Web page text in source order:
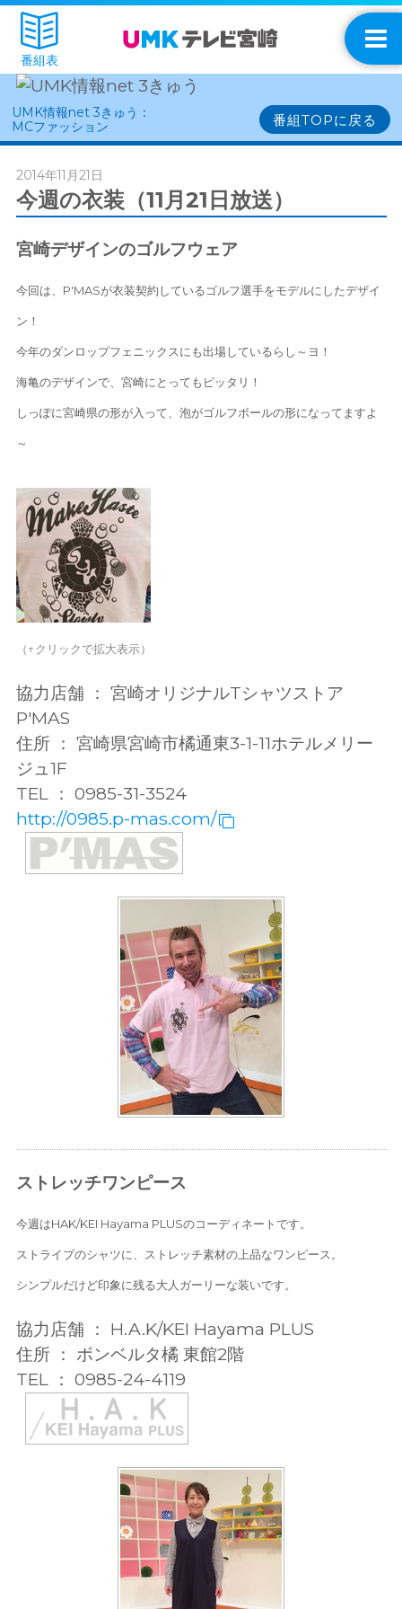
番組表
UMK情報net 3きゅう：
MCファッション
番組TOPに戻る
2014年11月21日
今週の衣装（11月21日放送）
宮崎デザインのゴルフウェア
今回は、P'MASが衣装契約しているゴルフ選手をモデルにしたデザイ
ン！
今年のダンロップフェニックスにも出場しているらし～ヨ！
海亀のデザインで、宮崎にとってもピッタリ！
しっぽに宮崎県の形が入って、泡がゴルフボールの形になってますよ
～
（↑クリックで拡大表示）
協力店舗 ： 宮崎オリジナルTシャツストア
P'MAS
住所 ： 宮崎県宮崎市橘通東3-1-11ホテルメリー
ジュ1F
TEL ： 0985-31-3524
http://0985.p-mas.com/
ストレッチワンピース
今週はHAK/KEI Hayama PLUSのコーディネートです。
ストライプのシャツに、ストレッチ素材の上品なワンピース。
シンプルだけど印象に残る大人ガーリーな装いです。
協力店舗 ： H.A.K/KEI Hayama PLUS
住所 ： ボンベルタ橘 東館2階
TEL ： 0985-24-4119